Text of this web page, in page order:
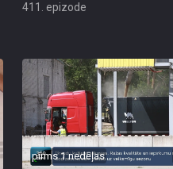
411. epizode
pirms 1 nedēļas